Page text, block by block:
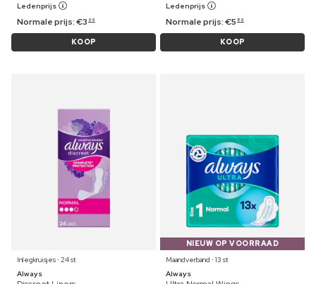
Ledenprijs
Normale prijs:€3 99
KOOP
Ledenprijs
Normale prijs:€5 89
KOOP
Inlegkruisjes ⋅ 24 st
Always
NIEUW OP VOORRAAD
Maandverband ⋅ 13 st
Always